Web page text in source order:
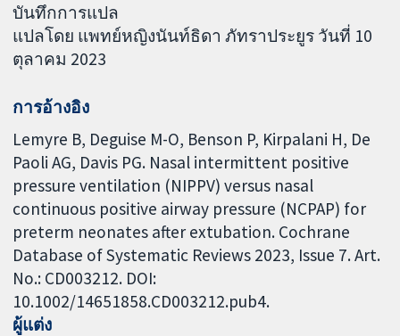
บันทึกการแปล
แปลโดย แพทย์หญิงนันท์ธิดา ภัทราประยูร วันที่ 10
ตุลาคม 2023
การอ้างอิง
Lemyre B, Deguise M-O, Benson P, Kirpalani H, De
Paoli AG, Davis PG. Nasal intermittent positive
pressure ventilation (NIPPV) versus nasal
continuous positive airway pressure (NCPAP) for
preterm neonates after extubation. Cochrane
Database of Systematic Reviews 2023, Issue 7. Art.
No.: CD003212. DOI:
10.1002/14651858.CD003212.pub4.
ผู้แต่ง